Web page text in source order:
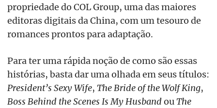
propriedade do COL Group, uma das maiores
editoras digitais da China, com um tesouro de
romances prontos para adaptação.
Para ter uma rápida noção de como são essas
histórias, basta dar uma olhada em seus títulos:
President’s Sexy Wife, The Bride of the Wolf King,
Boss Behind the Scenes Is My HusbandouThe